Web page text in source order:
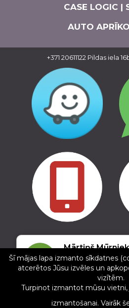
CASE LOGIC |
AUTO
Copyright © 2016 - 2026,
Mājas lapas izstrāde
+371 20611122Pildas iela
Mārtiņš
5/5
01.06.2024
Otrā pieredze, vēl joprojām
Šī mājas lapa izmanto sīkdatnes
atcerētos Jūsu izvēles un
vizītēm.
Turpinot izmantot mūsu
izmantošanai. Vairāk